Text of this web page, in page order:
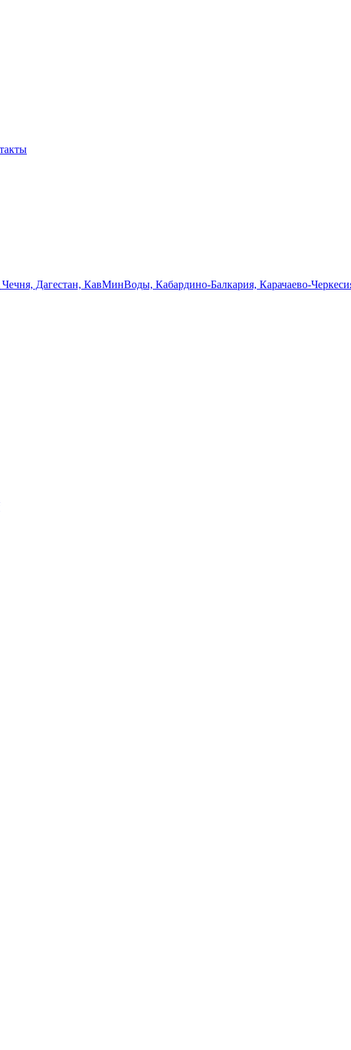
Дагестан, КавМинВоды, Кабардино-Балкария, Карачаево-